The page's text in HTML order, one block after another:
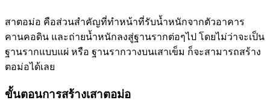
สาตอม่อ คือส่วนสำคัญที่ทำหน้าที่รับน้ำหนักจากตัวอาคาร
คานคอดิน และถ่ายน้ำหนักลงสู่ฐานรากต่อๆไป โดยไม่ว่าจะเป็น
ฐานรากแบบแผ่ หรือ ฐานรากวางบนเสาเข็ม ก็จะสามารถสร้าง
ตอม่อได้เลย
ขั้นตอนการสร้างเสาตอม่อ